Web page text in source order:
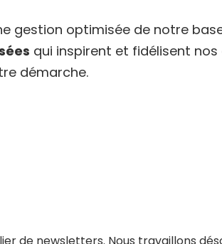
gestion optimisée de notre
qui inspirent et fidélisent nos
démarche.